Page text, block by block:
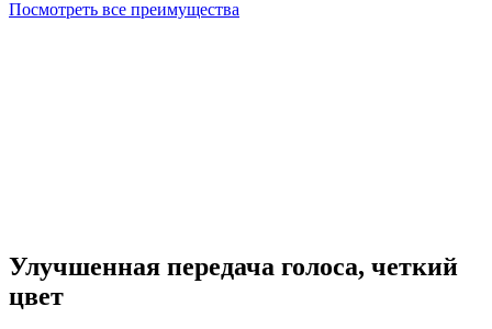
Посмотреть все преимущества
Улучшенная передача голоса, четкий
цвет